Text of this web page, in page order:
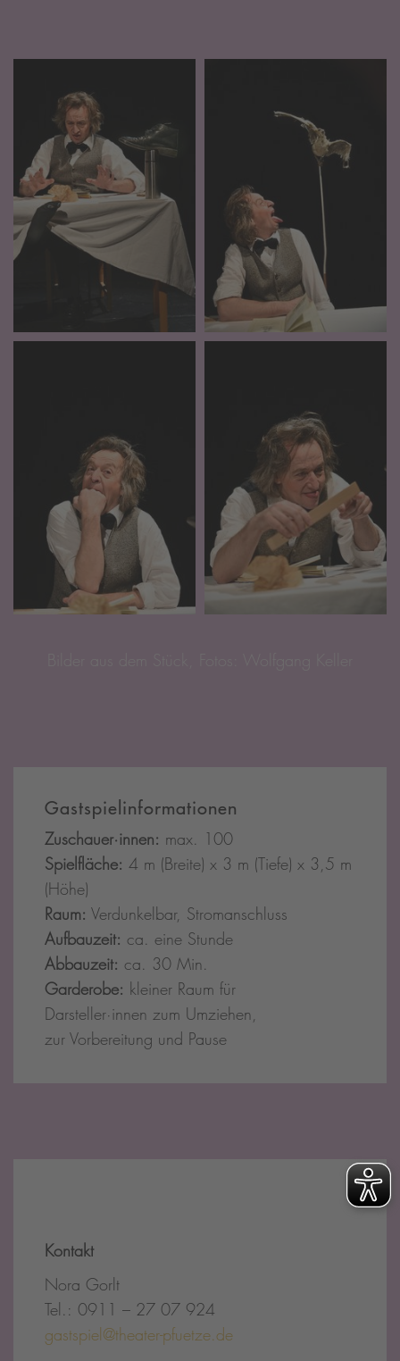
Gastspielinformationen
Zuschauer·innen: max. 100
Spielfläche: 4 m (Breite) x 3 m (Tiefe) x 3,5 m
(Höhe)
Raum: Verdunkelbar, Stromanschluss
Aufbauzeit: ca. eine Stunde
Abbauzeit: ca. 30 Min.
Garderobe: kleiner Raum für
Darsteller·innen zum Umziehen,
zur Vorbereitung und Pause
Kontakt
Nora Gorlt
Tel.: 0911 – 27 07 924
gastspiel@theater-pfuetze.de